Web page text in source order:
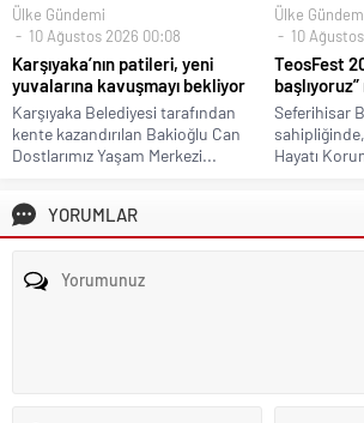
Ülke Gündemi
10 Ağustos 2026 00:08
Karşıyaka’nın patileri, yeni
yuvalarına kavuşmayı bekliyor
Karşıyaka Belediyesi tarafından
kente kazandırılan Bakioğlu Can
Dostlarımız Yaşam Merkezi...
Ülke
10
TeosFest
Seferihisar
Hayatı
YORUMLAR